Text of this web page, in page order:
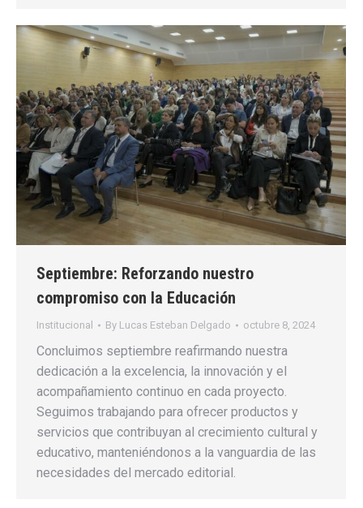
Septiembre: Reforzando nuestro
compromiso con la Educación
Institucional By Lucas Esteban Delgado octubre 8, 2024
Concluimos septiembre reafirmando nuestra
dedicación a la excelencia, la innovación y el
acompañamiento continuo en cada proyecto.
Seguimos trabajando para ofrecer productos y
servicios que contribuyan al crecimiento cultural y
educativo, manteniéndonos a la vanguardia de las
necesidades del mercado editorial.